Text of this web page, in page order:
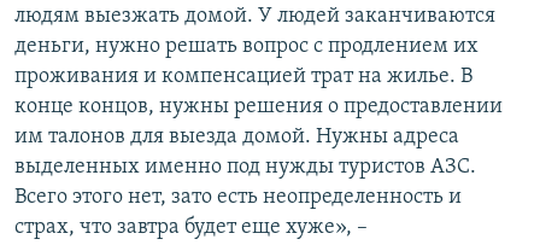
людям выезжать домой. У людей заканчиваются
деньги, нужно решать вопрос с продлением их
проживания и компенсацией трат на жилье. В
конце концов, нужны решения о предоставлении
им талонов для выезда домой. Нужны адреса
выделенных именно под нужды туристов АЗС.
Всего этого нет, зато есть неопределенность и
страх, что завтра будет еще хуже», –